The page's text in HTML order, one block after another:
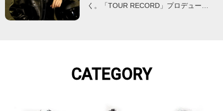
く。「TOUR RECORD」プロデュー…
CATEGORY